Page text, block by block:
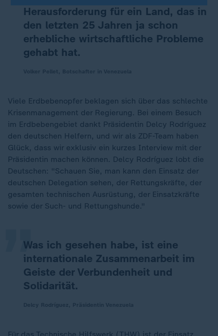
Herausforderung für ein Land, das in
den letzten 25 Jahren ja schon
erhebliche wirtschaftliche Probleme
gehabt hat.
Viele Erdbebenopfer beklagen sich über das schlechte
Krisenmanagement der Regierung. Bei einem Besuch
im Erdbebengebiet dankt Präsidentin Delcy Rodríguez
den deutschen Helfern, und wir als ZDF-Team haben
Glück, dass wir exklusiv ein kurzes Interview mit der
Präsidentin machen können. Delcy Rodríguez lobt die
Deutschen: "Schauen Sie, man kann den Einsatz der
deutschen Delegation sehen, der Rettungskräfte, der
gesamten technischen Ausrüstung, der Einsatzkräfte
sowie der Such- und Rettungshunde."
Was ich gesehen habe, ist eine
internationale Zusammenarbeit im
Geiste der Verbundenheit und
Solidarität.
„